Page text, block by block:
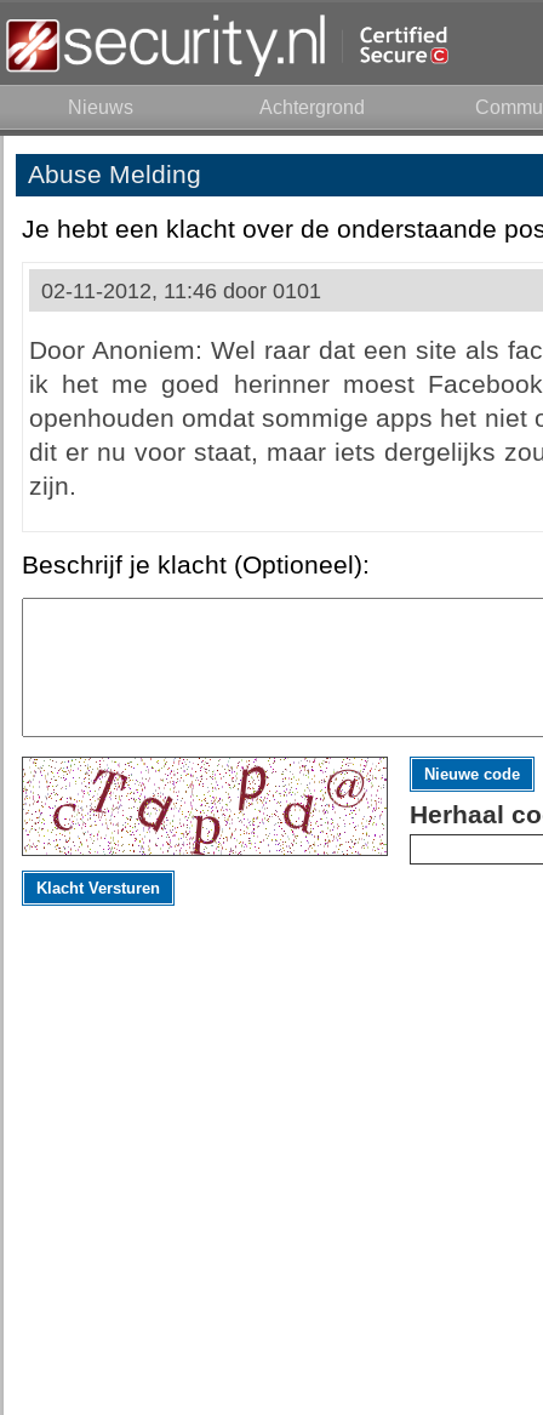
Nieuws Achtergrond
Abuse Melding
Je hebt een klacht over de onderstaande
02-11-2012, 11:46 door 0101
Door Anoniem: Wel raar dat een site als
ik het me goed herinner moest
openhouden omdat sommige apps het niet
dit er nu voor staat, maar iets dergelijks
zijn.
Beschrijf je klacht (Optioneel):
Nieuwe code
Herhaal
Klacht Versturen